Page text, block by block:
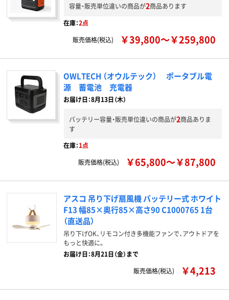
容量・販売単位違いの商品が2商品あります
在庫：2点
販売価格(税込)
￥39,800～￥259,800
OWLTECH （オウルテック） ポータブル電
源 蓄電池 充電器
お届け日：8月13日（木）
バッテリー容量・販売単位違いの商品が2商品ありま
す
在庫：1点
販売価格(税込)
￥65,800～￥87,800
アスコ 吊り下げ扇風機 バッテリー式 ホワイト
F13 幅85×奥行85×高さ90 C1000765 1台
（直送品）
吊り下げOK、リモコン付き多機能ファンで、アウトドアを
もっと快適に。
お届け日：8月21日（金）まで
販売価格(税込)
￥4,213